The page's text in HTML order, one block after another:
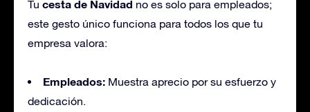
Tu cesta de Navidad no es solo para empleados;
este gesto único funciona para todos los que tu
empresa valora:
Empleados: Muestra aprecio por su esfuerzo y
dedicación.